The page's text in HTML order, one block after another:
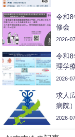
令和8
修会
2026-
令和8
理学
2026-
求人
病院）
2026-